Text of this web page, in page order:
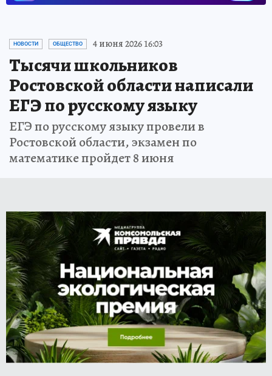
НОВОСТИ ОБЩЕСТВО 4 июня 2026 16:03
Тысячи школьников
Ростовской области написали
ЕГЭ по русскому языку
ЕГЭ по русскому языку провели в
Ростовской области, экзамен по
математике пройдет 8 июня